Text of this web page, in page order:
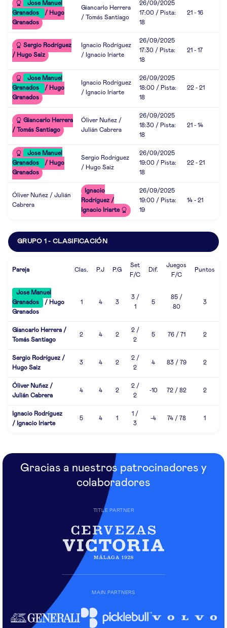
Jose Manuel
Granados
/ Hugo
Granados
Giancarlo Herrera
/ Tomás Santiago
26/09/2025
17:00 / Pista:
18
21 - 16
Sergio Rodríguez
/ Hugo Saiz
Ignacio Rodríguez
/ Ignacio Iriarte
26/09/2025
17:30 / Pista:
18
21 - 17
Jose Manuel
Granados
/ Hugo
Granados
Ignacio Rodríguez
/ Ignacio Iriarte
26/09/2025
18:00 / Pista:
18
22 - 21
Giancarlo Herrera
/ Tomás Santiago
Óliver Nuñez /
Julián Cabrera
26/09/2025
18:30 / Pista:
18
21 - 14
Jose Manuel
Granados
/ Hugo
Granados
Sergio Rodríguez
/ Hugo Saiz
26/09/2025
19:00 / Pista:
18
22 - 21
Óliver Nuñez / Julián
Cabrera
Ignacio
Rodríguez /
Ignacio Iriarte
26/09/2025
19:00 / Pista:
19
14 - 21
GRUPO 1 - CLASIFICACIÓN
Pareja Clas. P.J P.G
Set
F/C
Dif.
Juegos
F/C
Puntos
Jose Manuel
Granados
/ Hugo
Granados
1 4 3
3 /
1
5
85 /
80
3
Giancarlo Herrera /
Tomás Santiago
2 4 2
2 /
2
5 76 / 71 2
Sergio Rodríguez /
Hugo Saiz
3 4 2
2 /
2
4 83 / 79 2
Óliver Nuñez /
Julián Cabrera
4 4 2
2 /
2
-10 72 / 82 2
Ignacio Rodríguez
/ Ignacio Iriarte
5 4 1
1 /
3
-4 74 / 78 1
Gracias a nuestros patrocinadores y
colaboradores
TITLE PARTNER
MAIN PARTNERS